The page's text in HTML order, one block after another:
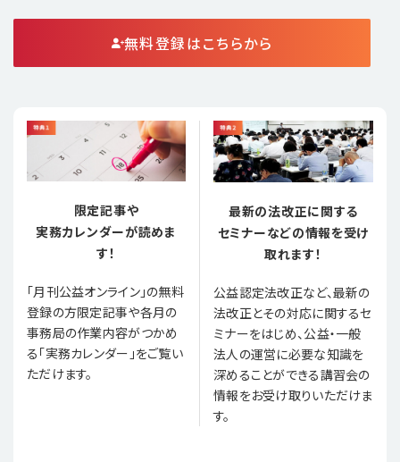
無料登録はこちらから
限定記事や
実務カレンダーが読めま
す！
「月刊公益オンライン」の無料
登録の方限定記事や各月の
事務局の作業内容がつかめ
る「実務カレンダー」をご覧い
ただけます。
最新の法改正に関する
セミナーなどの情報を受け
取れます！
公益認定法改正など、最新の
法改正とその対応に関するセ
ミナーをはじめ、公益・一般
法人の運営に必要な知識を
深めることができる講習会の
情報をお受け取りいただけま
す。